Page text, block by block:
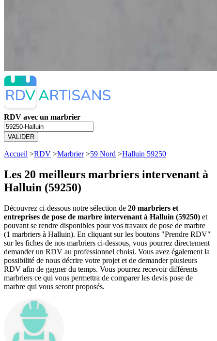
RDV avec un marbrier
VALIDER
Accueil >RDV >Marbrier>59 Nord >Halluin 59250
Les 20 meilleurs marbriers intervenant à
Halluin (59250)
Découvrez ci-dessous notre sélection de 20 marbriers et
entreprises de pose de marbre intervenant à Halluin (59250) et
pouvant se rendre disponibles pour vos travaux de pose de marbre
(1 marbriers à Halluin). En cliquant sur les boutons "Prendre RDV"
sur les fiches de nos marbriers ci-dessous, vous pourrez directement
demander un RDV au professionnel choisi. Vous avez également la
possibilité de nous décrire votre projet et de demander plusieurs
RDV afin de gagner du temps. Vous pourrez recevoir différents
marbriers ce qui vous permettra de comparer les devis pose de
marbre qui vous seront proposés.